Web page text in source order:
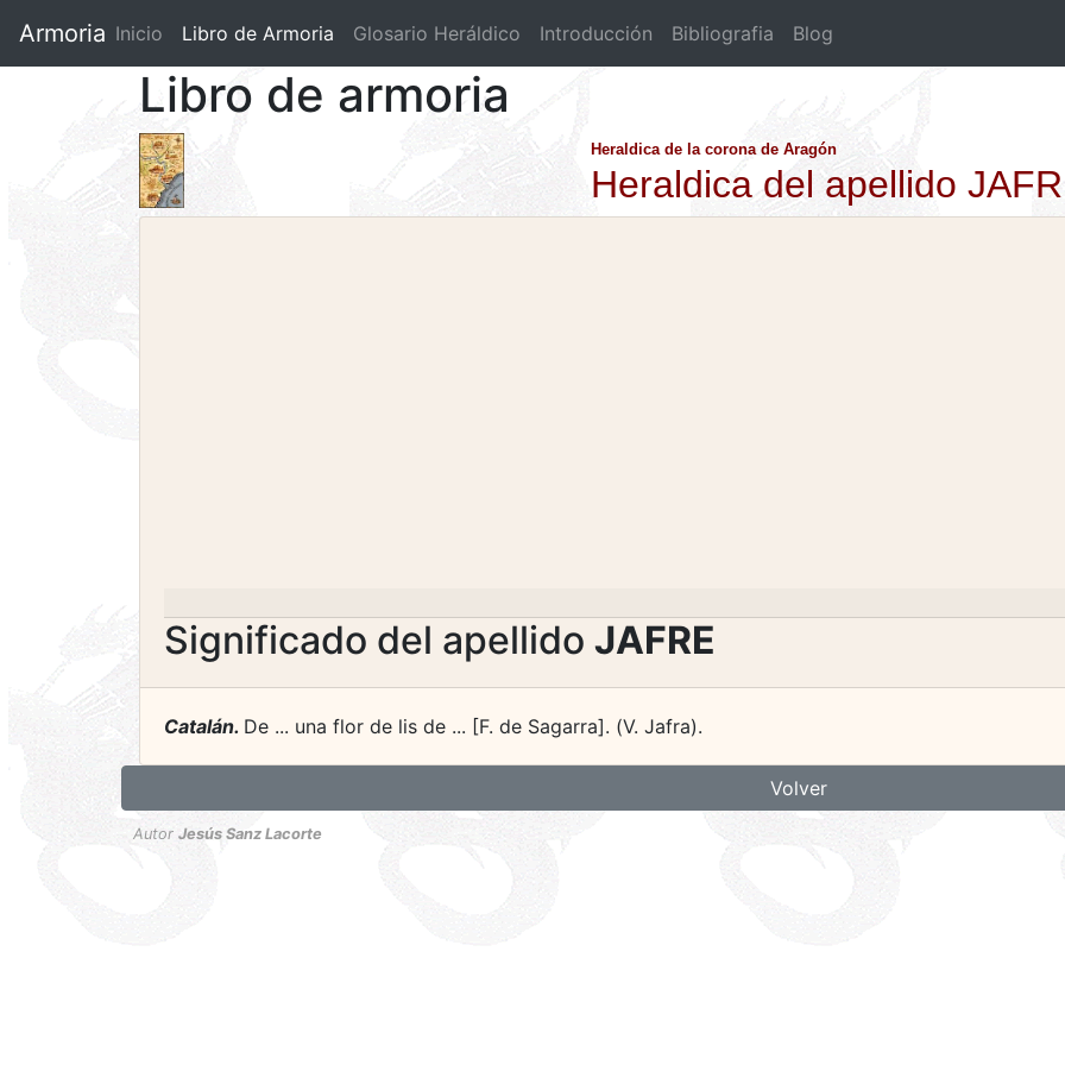
Armoria Inicio Libro de Armoria (current)
Glosario Heráldico Introducción Bibliografia Blog
Libro de armoria
Heraldica de la corona de Aragón
Heraldica del apellido
Significado del apellido JAFRE
Catalán. De ... una flor de lis de ... [F. de Sagarra]. (V. Jafra).
Volver
Autor Jesús Sanz Lacorte